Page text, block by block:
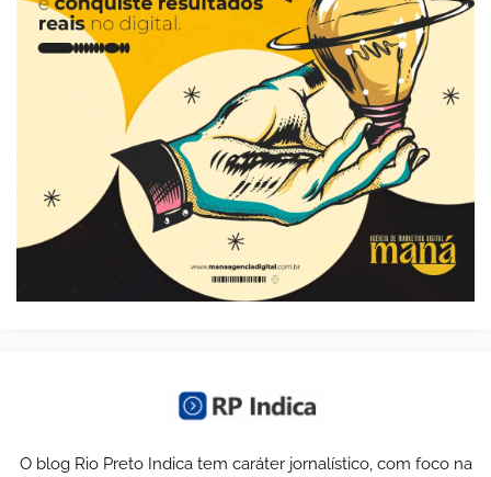
O blog Rio Preto Indica tem caráter jornalístico, com foco na